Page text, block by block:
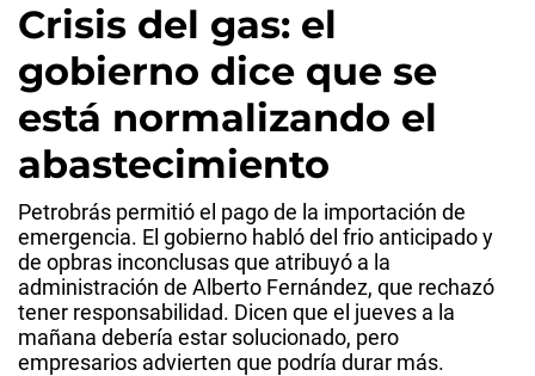
Crisis del gas: el
gobierno dice que se
está normalizando el
abastecimiento
Petrobrás permitió el pago de la importación de
emergencia. El gobierno habló del frio anticipado y
de opbras inconclusas que atribuyó a la
administración de Alberto Fernández, que rechazó
tener responsabilidad. Dicen que el jueves a la
mañana debería estar solucionado, pero
empresarios advierten que podría durar más.